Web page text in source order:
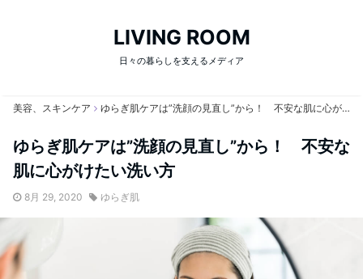
LIVING ROOM
日々の暮らしを支えるメディア
美容、スキンケア ゆらぎ肌ケアは”洗顔の見直し”から！ 不安な肌に心がけたい洗い方
ゆらぎ肌ケアは”洗顔の見直し”から！ 不安な
肌に心がけたい洗い方
8月 29, 2020 ゆらぎ肌